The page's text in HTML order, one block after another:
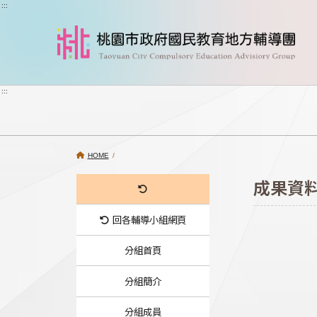
跳到主要內容
:::
:::
HOME /
回各輔導小組網頁
分組首頁
分組簡介
分組成員
成果資